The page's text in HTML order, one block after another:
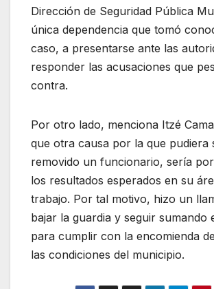
Dirección de Seguridad Pública
única dependencia que tomó
caso, a presentarse ante las
responder las acusaciones que
contra.
Por otro lado, menciona Itzé
que otra causa por la que pudiera
removido un funcionario, sería
los resultados esperados en su
trabajo. Por tal motivo, hizo un
bajar la guardia y seguir sumando
para cumplir con la encomienda
las condiciones del municipio.